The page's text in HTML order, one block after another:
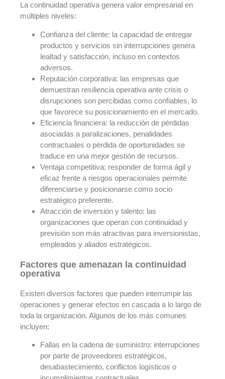
La continuidad operativa genera valor empresarial en
múltiples niveles:
Confianza del cliente: la capacidad de entregar
productos y servicios sin interrupciones genera
lealtad y satisfacción, incluso en contextos
adversos.
Reputación corporativa: las empresas que
demuestran resiliencia operativa ante crisis o
disrupciones son percibidas como confiables, lo
que favorece su posicionamiento en el mercado.
Eficiencia financiera: la reducción de pérdidas
asociadas a paralizaciones, penalidades
contractuales o pérdida de oportunidades se
traduce en una mejor gestión de recursos.
Ventaja competitiva: responder de forma ágil y
eficaz frente a riesgos operacionales permite
diferenciarse y posicionarse como socio
estratégico preferente.
Atracción de inversión y talento: las
organizaciones que operan con continuidad y
previsión son más atractivas para inversionistas,
empleados y aliados estratégicos.
Factores que amenazan la continuidad
operativa
Existen diversos factores que pueden interrumpir las
operaciones y generar efectos en cascada a lo largo de
toda la organización. Algunos de los más comunes
incluyen:
Fallas en la cadena de suministro: interrupciones
por parte de proveedores estratégicos,
desabastecimiento, conflictos logísticos o